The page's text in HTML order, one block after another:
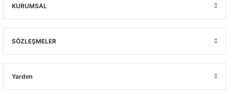
KURUMSAL
SÖZLEŞMELER
Yardım